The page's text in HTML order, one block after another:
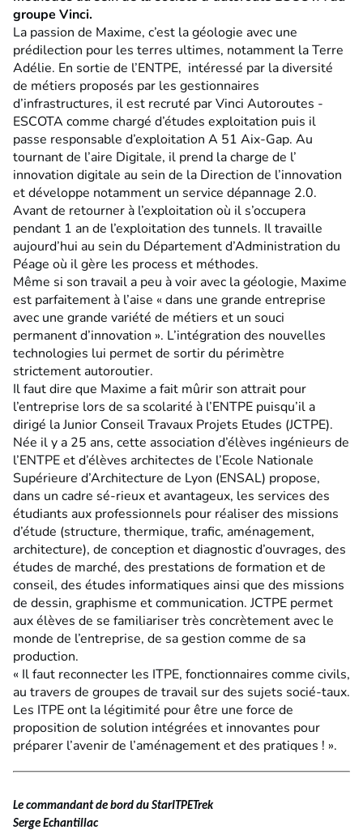
groupe Vinci.
La passion de Maxime, c’est la géologie avec une
prédilection pour les terres ultimes, notamment la Terre
Adélie. En sortie de l’ENTPE, intéressé par la diversité
de métiers proposés par les gestionnaires
d’infrastructures, il est recruté par Vinci Autoroutes -
ESCOTA comme chargé d’études exploitation puis il
passe responsable d’exploitation A 51 Aix-Gap. Au
tournant de l’aire Digitale, il prend la charge de l’
innovation digitale au sein de la Direction de l’innovation
et développe notamment un service dépannage 2.0.
Avant de retourner à l’exploitation où il s’occupera
pendant 1 an de l’exploitation des tunnels. Il travaille
aujourd’hui au sein du Département d’Administration du
Péage où il gère les process et méthodes.
Même si son travail a peu à voir avec la géologie, Maxime
est parfaitement à l’aise « dans une grande entreprise
avec une grande variété de métiers et un souci
permanent d’innovation ». L’intégration des nouvelles
technologies lui permet de sortir du périmètre
strictement autoroutier.
Il faut dire que Maxime a fait mûrir son attrait pour
l’entreprise lors de sa scolarité à l’ENTPE puisqu’il a
dirigé la Junior Conseil Travaux Projets Etudes (JCTPE).
Née il y a 25 ans, cette association d’élèves ingénieurs de
l’ENTPE et d’élèves architectes de l’Ecole Nationale
Supérieure d’Architecture de Lyon (ENSAL) propose,
dans un cadre sé-rieux et avantageux, les services des
étudiants aux professionnels pour réaliser des missions
d’étude (structure, thermique, trafic, aménagement,
architecture), de conception et diagnostic d’ouvrages, des
études de marché, des prestations de formation et de
conseil, des études informatiques ainsi que des missions
de dessin, graphisme et communication. JCTPE permet
aux élèves de se familiariser très concrètement avec le
monde de l’entreprise, de sa gestion comme de sa
production.
« Il faut reconnecter les ITPE, fonctionnaires comme civils,
au travers de groupes de travail sur des sujets socié-taux.
Les ITPE ont la légitimité pour être une force de
proposition de solution intégrées et innovantes pour
préparer l’avenir de l’aménagement et des pratiques ! ».
Le commandant de bord du StarITPETrek
Serge Echantillac